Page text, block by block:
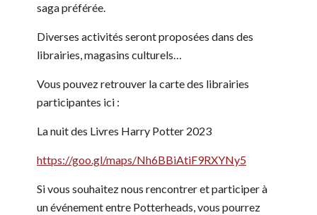
saga préférée.
Diverses activités seront proposées dans des
librairies, magasins culturels…
Vous pouvez retrouver la carte des librairies
participantes ici :
La nuit des Livres Harry Potter 2023
https://goo.gl/maps/Nh6BBiAtiF9RXYNy5
Si vous souhaitez nous rencontrer et participer à
un événement entre Potterheads, vous pourrez